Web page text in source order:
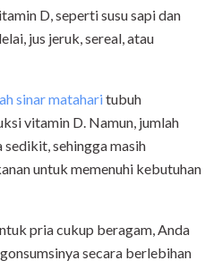
D, seperti susu sapi dan
jus jeruk, sereal, atau
sinar mataharitubuh
vitamin D. Namun, jumlah
sehingga masih
untuk memenuhi kebutuhan
pria cukup beragam, Anda
secara berlebihan